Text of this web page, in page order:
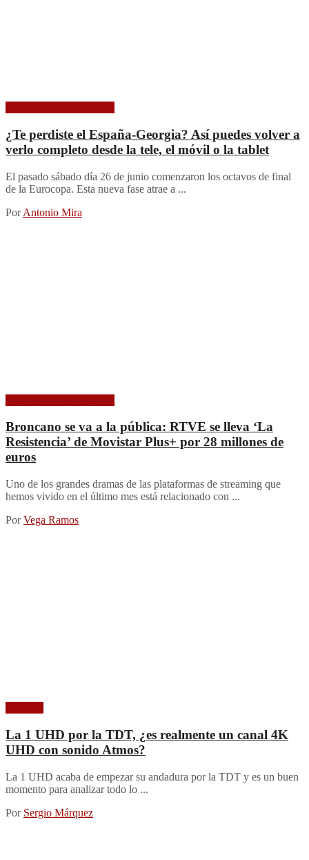
¿Te perdiste el España-Georgia? Así puedes volver a
verlo completo desde la tele, el móvil o la tablet
El pasado sábado día 26 de junio comenzaron los octavos de final
de la Eurocopa. Esta nueva fase atrae a ...
Por Antonio Mira
Broncano se va a la pública: RTVE se lleva ‘La
Resistencia’ de Movistar Plus+ por 28 millones de
euros
Uno de los grandes dramas de las plataformas de streaming que
hemos vivido en el último mes está relacionado con ...
Por Vega Ramos
La 1 UHD por la TDT, ¿es realmente un canal 4K
UHD con sonido Atmos?
La 1 UHD acaba de empezar su andadura por la TDT y es un buen
momento para analizar todo lo ...
Por Sergio Márquez